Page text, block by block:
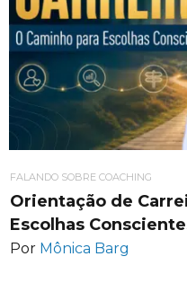
FALANDO SOBRE COACHING
Orientação de
Escolhas
Por Mônica Barg